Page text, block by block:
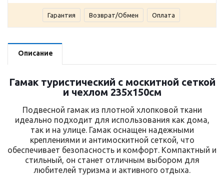
Гарантия Возврат/Обмен Оплата
Описание
Гамак туристический с москитной сеткой
и чехлом 235х150см
Подвесной гамак из плотной хлопковой ткани
идеально подходит для использования как дома,
так и на улице. Гамак оснащен надежными
креплениями и антимоскитной сеткой, что
обеспечивает безопасность и комфорт. Компактный и
стильный, он станет отличным выбором для
любителей туризма и активного отдыха.